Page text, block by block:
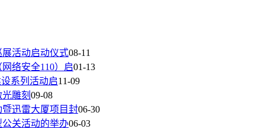
活动启动仪式08-11
络安全110）启01-13
系列活动启11-09
雕刻 09-08
迅雷大厦项目封06-30
关活动的举办06-03